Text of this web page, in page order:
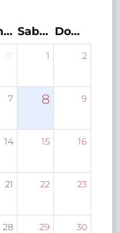
Venerdì Sabato Domenica
31 1 2
7 8 9
14 15 16
21 22 23
28 29 30